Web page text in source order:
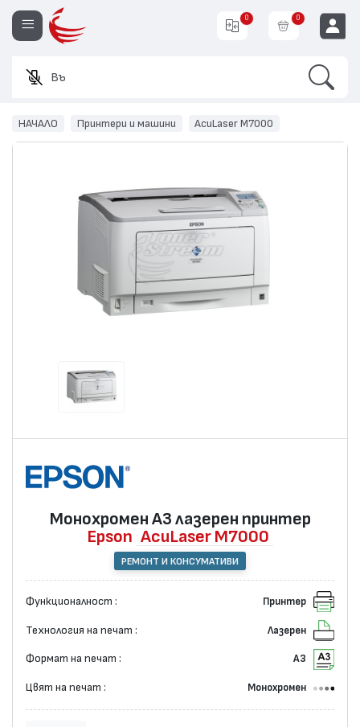
Въведе
0 0
НАЧАЛО Принтери и машини AcuLaser M7000
Монохромен А3 лазерен принтер
Epson AcuLaser M7000
РЕМОНТ И КОНСУМАТИВИ
Функционалност : Принтер
Технология на печат : Лазерен
Формат на печат : А3
Цвят на печат : Монохромен